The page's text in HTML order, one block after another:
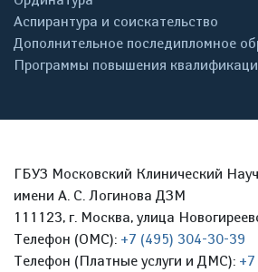
Аспирантура и соискательство
Дополнительное последипломное
Программы повышения
ГБУЗ Московский Клинический
имени А. С. Логинова ДЗМ
111123, г. Москва, улица
Телефон (ОМС): +7 (495) 304-30-39
Телефон (Платные услуги и ДМС):